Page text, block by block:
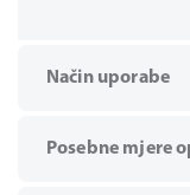
Način uporabe
Posebne mjere